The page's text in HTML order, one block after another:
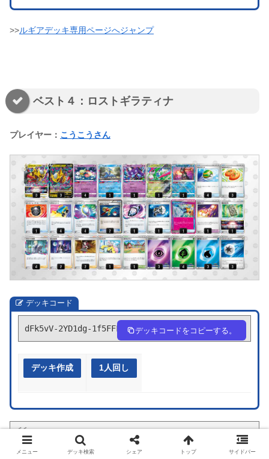
>>ルギアデッキ専用ページへジャンプ
ベスト４：ロストギラティナ
プレイヤー： こうこうさん
デッキコード
dFk5vV-2YD1dg-1f5FFF デッキコードをコピーする。
デッキ作成 1人回し
1.ロストギラティナ○ 先行
メニュー デッキ検索 シェア トップ サイドバー